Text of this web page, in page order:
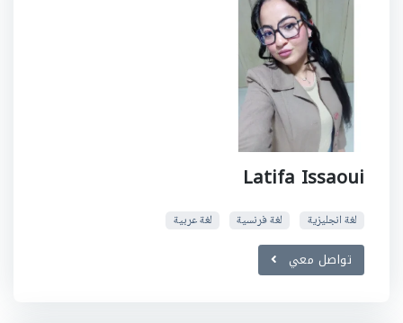
Latifa Issaoui
لغة انجليزية لغة فرنسية لغة عربية
تواصل معي